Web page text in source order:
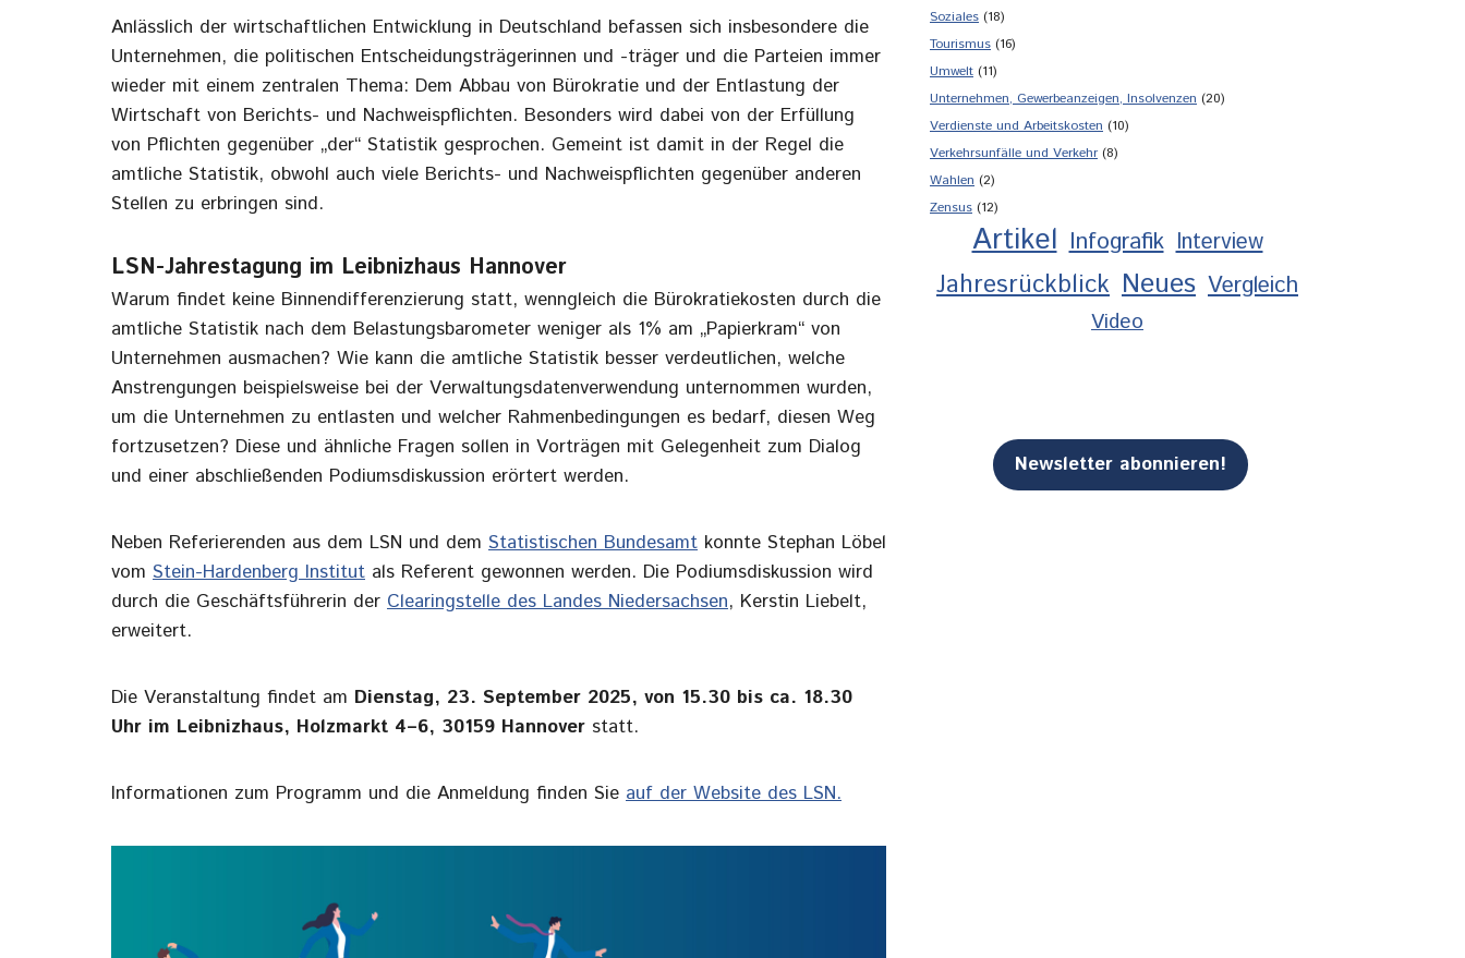
Anlässlich der wirtschaftlichen Entwicklung in Deutschland befassen sich insbesondere die
Unternehmen, die politischen Entscheidungsträgerinnen und -träger und die Parteien immer
wieder mit einem zentralen Thema: Dem Abbau von Bürokratie und der Entlastung der
Wirtschaft von Berichts- und Nachweispflichten. Besonders wird dabei von der Erfüllung
von Pflichten gegenüber „der“ Statistik gesprochen. Gemeint ist damit in der Regel die
amtliche Statistik, obwohl auch viele Berichts- und Nachweispflichten gegenüber anderen
Stellen zu erbringen sind.
LSN-Jahrestagung im Leibnizhaus Hannover
Warum findet keine Binnendifferenzierung statt, wenngleich die Bürokratiekosten durch die
amtliche Statistik nach dem Belastungsbarometer weniger als 1% am „Papierkram“ von
Unternehmen ausmachen? Wie kann die amtliche Statistik besser verdeutlichen, welche
Anstrengungen beispielsweise bei der Verwaltungsdatenverwendung unternommen wurden,
um die Unternehmen zu entlasten und welcher Rahmenbedingungen es bedarf, diesen Weg
fortzusetzen? Diese und ähnliche Fragen sollen in Vorträgen mit Gelegenheit zum Dialog
und einer abschließenden Podiumsdiskussion erörtert werden.
Neben Referierenden aus dem LSN und dem Statistischen Bundesamt konnte Stephan Löbel
vom Stein-Hardenberg Institut als Referent gewonnen werden. Die Podiumsdiskussion wird
durch die Geschäftsführerin der Clearingstelle des Landes Niedersachsen, Kerstin Liebelt,
erweitert.
Die Veranstaltung findet am Dienstag, 23. September 2025, von 15.30 bis ca. 18.30
Uhr im Leibnizhaus, Holzmarkt 4–6, 30159 Hannover statt.
Informationen zum Programm und die Anmeldung finden Sie auf der Website des LSN.
Soziales (18)
Tourismus (16)
Umwelt (11)
Unternehmen, Gewerbeanzeigen, Insolvenzen (20)
Verdienste und Arbeitskosten (10)
Verkehrsunfälle und Verkehr (8)
Wahlen (2)
Zensus (12)
Artikel Infografik Interview
Jahresrückblick Neues Vergleich
Video
Newsletter abonnieren!